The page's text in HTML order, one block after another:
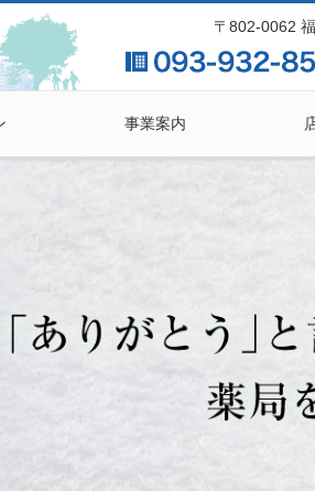
〒802-0062
事業案内